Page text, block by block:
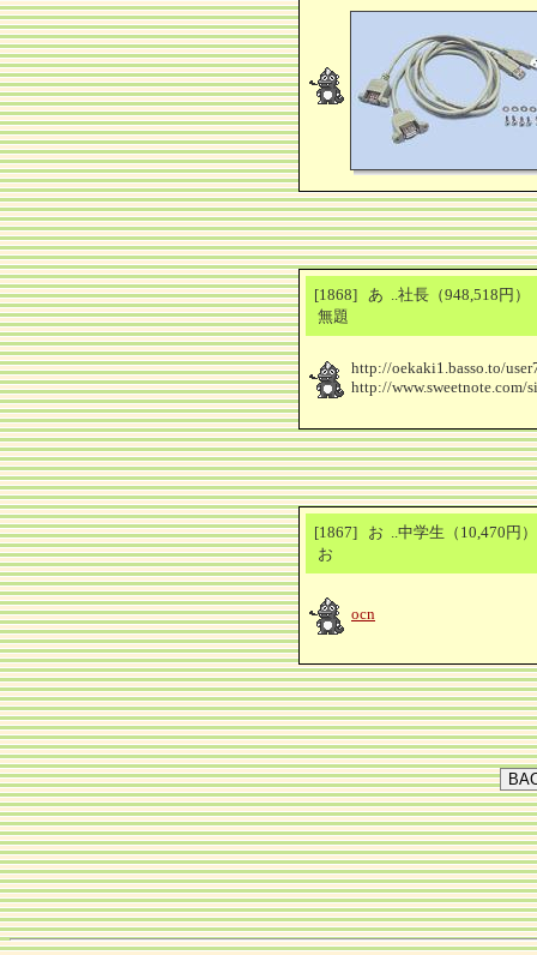
[1868] あ ..社長（948,518円
無題
http://oekaki1.basso.to/
http://www.sweetnote.com/
[1867] お ..中学生（10,470
お
ocn